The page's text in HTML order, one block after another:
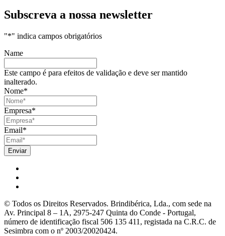
Subscreva a nossa newsletter
"*" indica campos obrigatórios
Name
Este campo é para efeitos de validação e deve ser mantido
inalterado.
Nome*
Empresa*
Email*
© Todos os Direitos Reservados. Brindibérica, Lda., com sede na
Av. Principal 8 – 1A, 2975-247 Quinta do Conde - Portugal,
número de identificação fiscal 506 135 411, registada na C.R.C. de
Sesimbra com o nº 2003/20020424.